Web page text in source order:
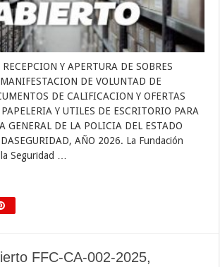
Y APERTURA DE SOBRES
DE VOLUNTAD DE
DE CALIFICACION Y OFERTAS
Y UTILES DE ESCRITORIO PARA
GENERAL DE LA POLICIA DEL ESTADO
AÑO 2026. La Fundación
Seguridad …
FFC-CA-002-2025,